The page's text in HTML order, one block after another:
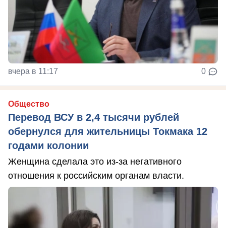
вчера в 11:17 0
Общество
Перевод ВСУ в 2,4 тысячи рублей
обернулся для жительницы Токмака 12
годами колонии
Женщина сделала это из-за негативного
отношения к российским органам власти.